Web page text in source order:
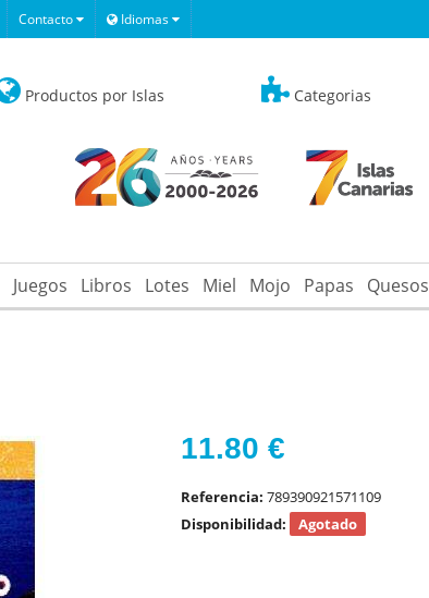
Contacto Idiomas
Productos por Islas Categorias
Juegos Libros Lotes Miel Mojo Papas Quesos
11.80 €
Referencia: 789390921571109
Disponibilidad:
Agotado